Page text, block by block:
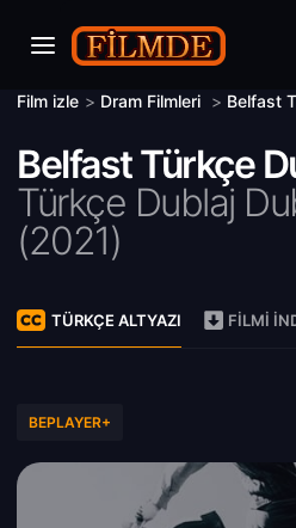
Film izle > Dram Filmleri > Belfast
Belfast Türkçe
Türkçe Dublaj
(2021)
TÜRKÇE ALTYAZI FILMI
BEPLAYER+